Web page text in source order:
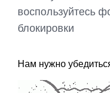
воспользуйтесь
блокировки
Нам нужно